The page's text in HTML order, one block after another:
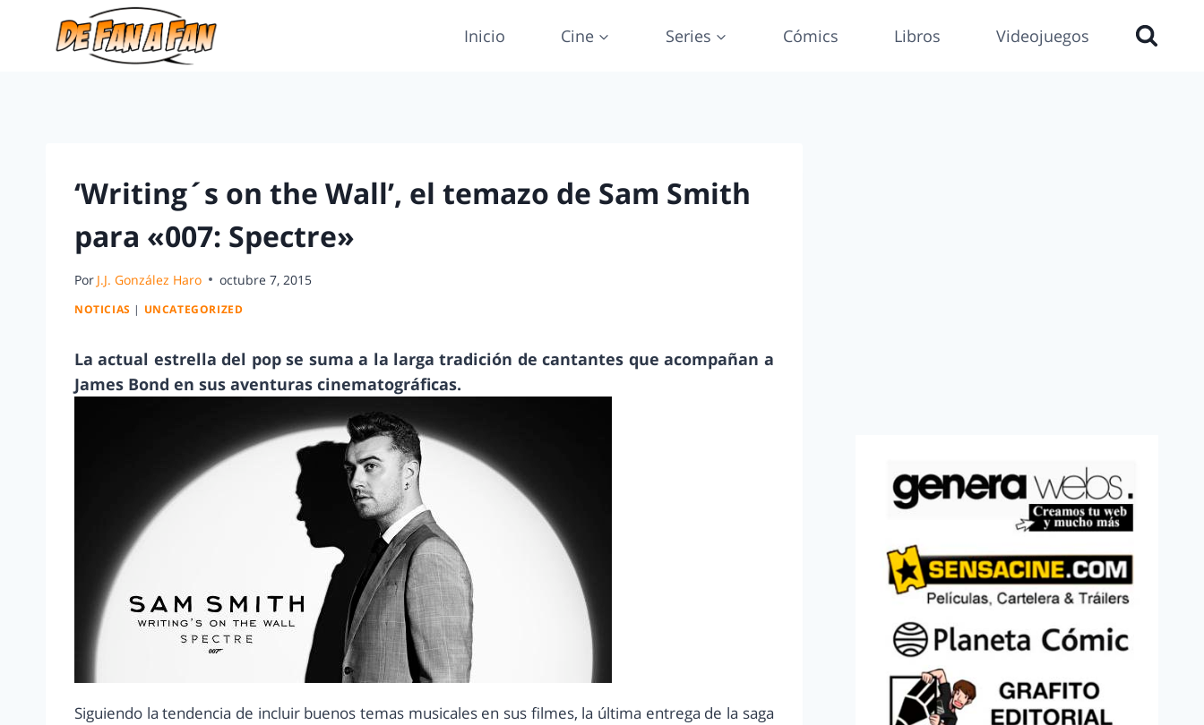
Inicio Cine Series Cómics Libros Videojuegos
‘Writing´s on the Wall’, el temazo de Sam Smith
para «007: Spectre»
Por J.J. González Haro octubre 7, 2015
NOTICIAS | UNCATEGORIZED
La actual estrella del pop se suma a la larga tradición de cantantes que acompañan a
James Bond en sus aventuras cinematográficas.
Siguiendo la tendencia de incluir buenos temas musicales en sus filmes, la última entrega de la saga